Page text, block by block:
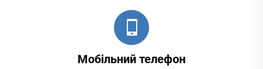
Мобільний телефон